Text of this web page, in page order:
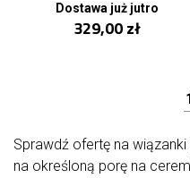
Dostawa już jutro
329,00 zł
Sprawdź ofertę na
na określoną porę na